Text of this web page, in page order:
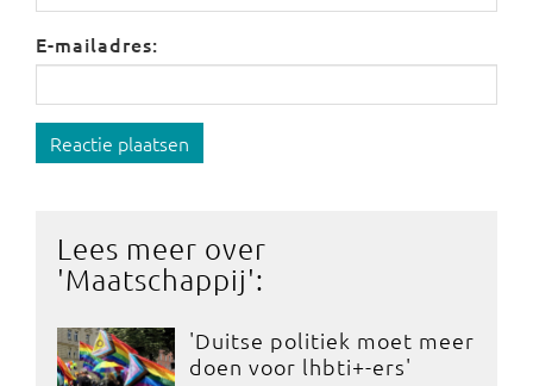
E-mailadres:
Reactie plaatsen
Lees meer over
'Maatschappij':
'Duitse politiek moet meer
doen voor lhbti+-ers'